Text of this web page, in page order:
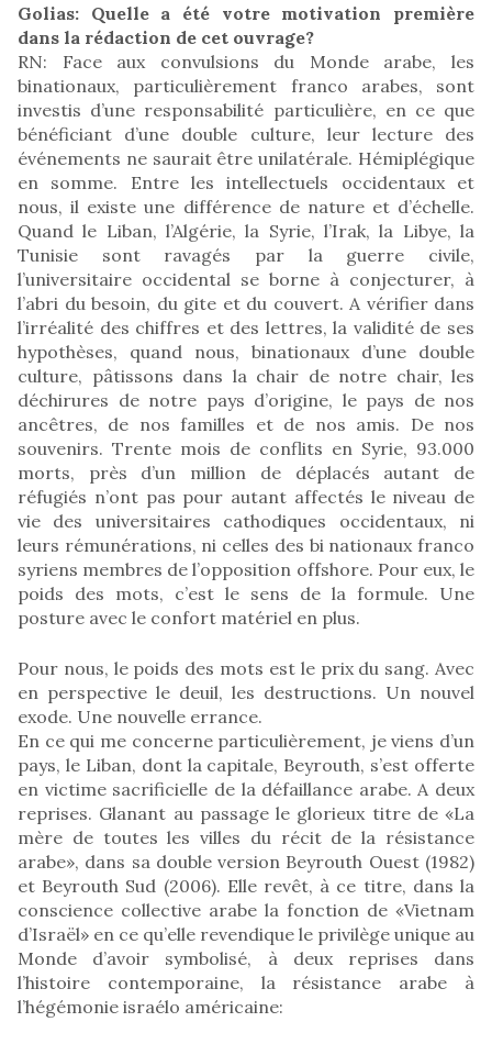
Golias: Quelle a été votre motivation première
dans la rédaction de cet ouvrage?
RN: Face aux convulsions du Monde arabe, les
binationaux, particulièrement franco arabes, sont
investis d’une responsabilité particulière, en ce que
bénéficiant d’une double culture, leur lecture des
événements ne saurait être unilatérale. Hémiplégique
en somme. Entre les intellectuels occidentaux et
nous, il existe une différence de nature et d’échelle.
Quand le Liban, l’Algérie, la Syrie, l’Irak, la Libye, la
Tunisie sont ravagés par la guerre civile,
l’universitaire occidental se borne à conjecturer, à
l’abri du besoin, du gite et du couvert. A vérifier dans
l’irréalité des chiffres et des lettres, la validité de ses
hypothèses, quand nous, binationaux d’une double
culture, pâtissons dans la chair de notre chair, les
déchirures de notre pays d’origine, le pays de nos
ancêtres, de nos familles et de nos amis. De nos
souvenirs. Trente mois de conflits en Syrie, 93.000
morts, près d’un million de déplacés autant de
réfugiés n’ont pas pour autant affectés le niveau de
vie des universitaires cathodiques occidentaux, ni
leurs rémunérations, ni celles des bi nationaux franco
syriens membres de l’opposition offshore. Pour eux, le
poids des mots, c’est le sens de la formule. Une
posture avec le confort matériel en plus.
Pour nous, le poids des mots est le prix du sang. Avec
en perspective le deuil, les destructions. Un nouvel
exode. Une nouvelle errance.
En ce qui me concerne particulièrement, je viens d’un
pays, le Liban, dont la capitale, Beyrouth, s’est offerte
en victime sacrificielle de la défaillance arabe. A deux
reprises. Glanant au passage le glorieux titre de «La
mère de toutes les villes du récit de la résistance
arabe», dans sa double version Beyrouth Ouest (1982)
et Beyrouth Sud (2006). Elle revêt, à ce titre, dans la
conscience collective arabe la fonction de «Vietnam
d’Israël» en ce qu’elle revendique le privilège unique au
Monde d’avoir symbolisé, à deux reprises dans
l’histoire contemporaine, la résistance arabe à
l’hégémonie israélo américaine: